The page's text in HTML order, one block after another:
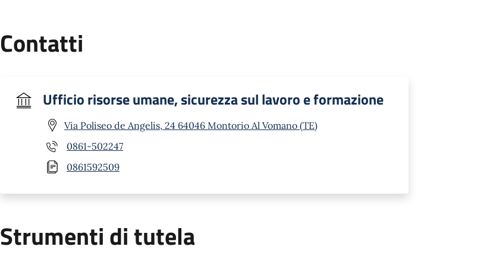
Contatti
Ufficio risorse umane, sicurezza sul lavoro e formazione
Via Poliseo de Angelis, 24 64046 Montorio Al Vomano (TE)
0861-502247
0861592509
Strumenti di tutela